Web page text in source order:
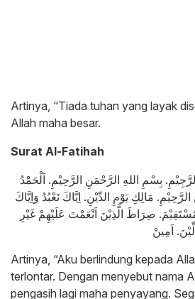
Artinya, “Tiada tuhan yang layak
Allah maha besar.
Surat Al-Fatihah
بِسْمِ اللهِ الرَّحْمَنِ الرَّحِيْمِ. اَلْحَمْدُ
مَالِكِ يَوْمِ الدِّيْنِ. اِيَّاكَ نَعْبُدُ وَاِيَّاكَ
صِرَاطَ الَّذِيْنَ اَنْعَمْتَ عَلَيْهِمْ غَيْرِ
اَمِينْ
Artinya, “Aku berlindung kepada
terlontar. Dengan menyebut nama
pengasih lagi maha penyayang.